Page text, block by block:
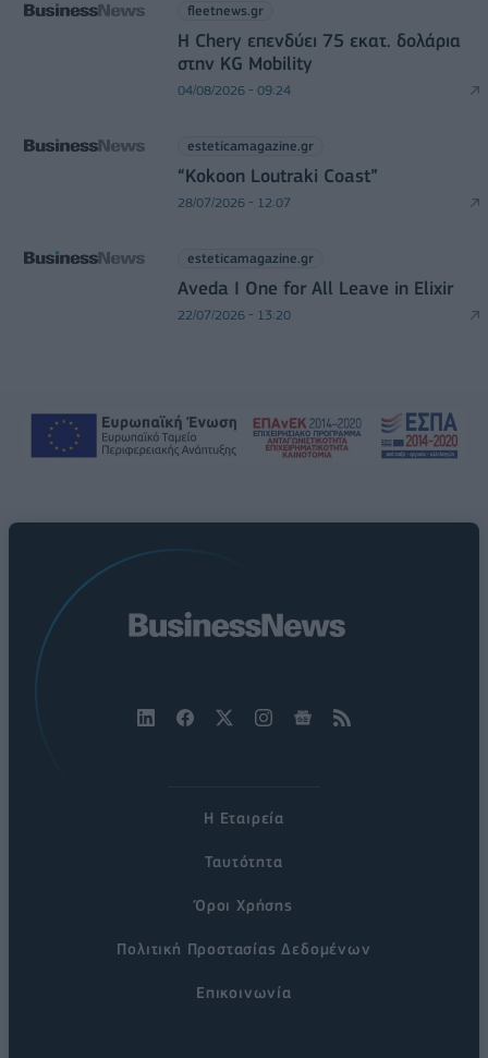
fleetnews.gr
Η Chery επενδύει 75 εκατ. δολάρια
στην KG Mobility
04/08/2026 - 09:24
esteticamagazine.gr
“Kokoon Loutraki Coast”
28/07/2026 - 12:07
esteticamagazine.gr
Aveda I One for All Leave in Elixir
22/07/2026 - 13:20
Η Εταιρεία
Ταυτότητα
Όροι Χρήσης
Πολιτική Προστασίας Δεδομένων
Επικοινωνία